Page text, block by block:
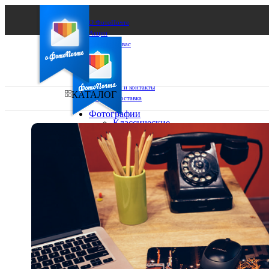
О ФотоПочте
Акции
Сделаем за вас
Бизнесу
FAQ
Франшиза
Поддержка и контакты
Оплата и доставка
Ваш город:
Ваш регион доставки
Выберите из списка:
КАТАЛОГ
Фотографии
Классические
фото
10х10
10х15
13х18
15х15
15х20
20х20
20х30
30х30
30х40
А4
Фото
в